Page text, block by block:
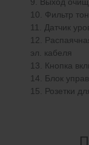
Фильтр
Датчик
эл. кабеля
Кнопка
Блок
Розетки